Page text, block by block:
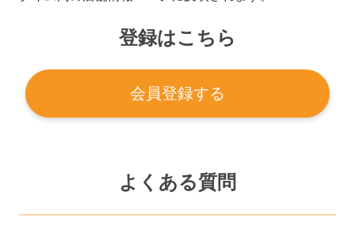
登録はこちら
会員登録する
よくある質問